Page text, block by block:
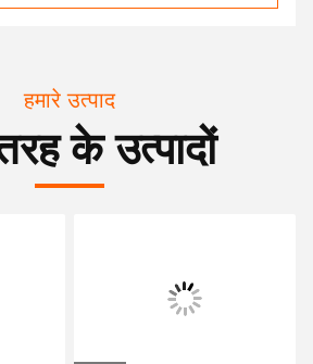
हमारे उत्पाद
के उत्पादों